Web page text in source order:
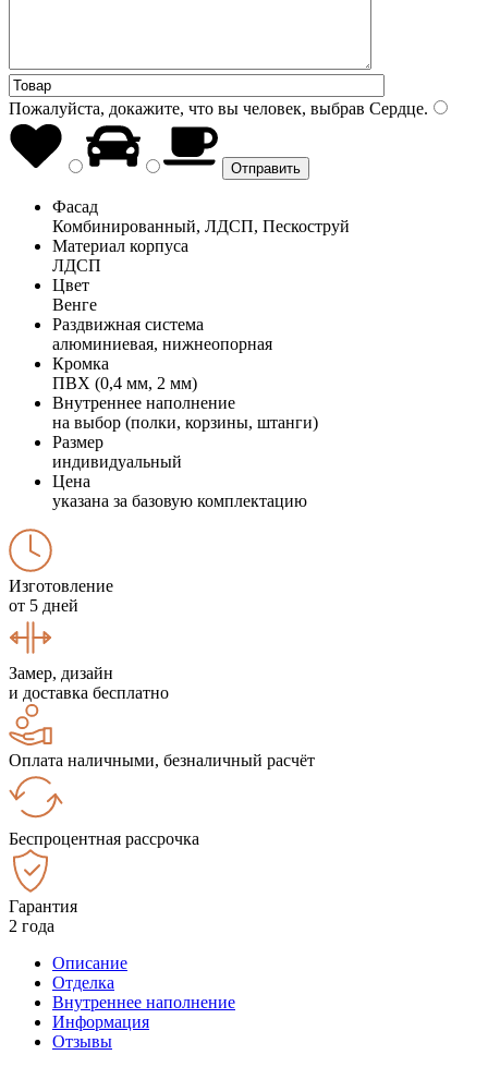
Пожалуйста, докажите, что вы человек, выбрав Сердце.
Фасад
Комбинированный, ЛДСП, Пескоструй
Материал корпуса
ЛДСП
Цвет
Венге
Раздвижная система
алюминиевая, нижнеопорная
Кромка
ПВХ (0,4 мм, 2 мм)
Внутреннее наполнение
на выбор (полки, корзины, штанги)
Размер
индивидуальный
Цена
указана за базовую комплектацию
Изготовление
от 5 дней
Замер, дизайн
и доставка бесплатно
Оплата наличными, безналичный расчёт
Беспроцентная рассрочка
Гарантия
2 года
Описание
Отделка
Внутреннее наполнение
Информация
Отзывы